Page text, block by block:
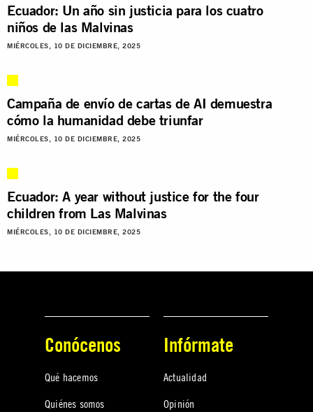
Ecuador: Un año sin justicia para los cuatro
niños de las Malvinas
MIÉRCOLES, 10 DE DICIEMBRE, 2025
Campaña de envío de cartas de AI demuestra
cómo la humanidad debe triunfar
MIÉRCOLES, 10 DE DICIEMBRE, 2025
Ecuador: A year without justice for the four
children from Las Malvinas
MIÉRCOLES, 10 DE DICIEMBRE, 2025
Conócenos
Qué hacemos
Quiénes somos
Infórmate
Actualidad
Opinión